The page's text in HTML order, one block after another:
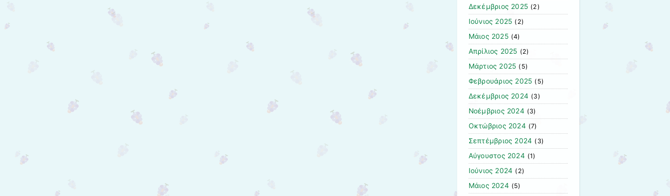
Δεκέμβριος 2025 (2)
Ιούνιος 2025 (2)
Μάιος 2025(4)
Απρίλιος 2025 (2)
Μάρτιος 2025 (5)
Φεβρουάριος 2025 (5)
Δεκέμβριος 2024 (3)
Νοέμβριος 2024 (3)
Οκτώβριος 2024 (7)
Σεπτέμβριος 2024 (3)
Αύγουστος 2024 (1)
Ιούνιος 2024 (2)
Μάιος 2024 (5)